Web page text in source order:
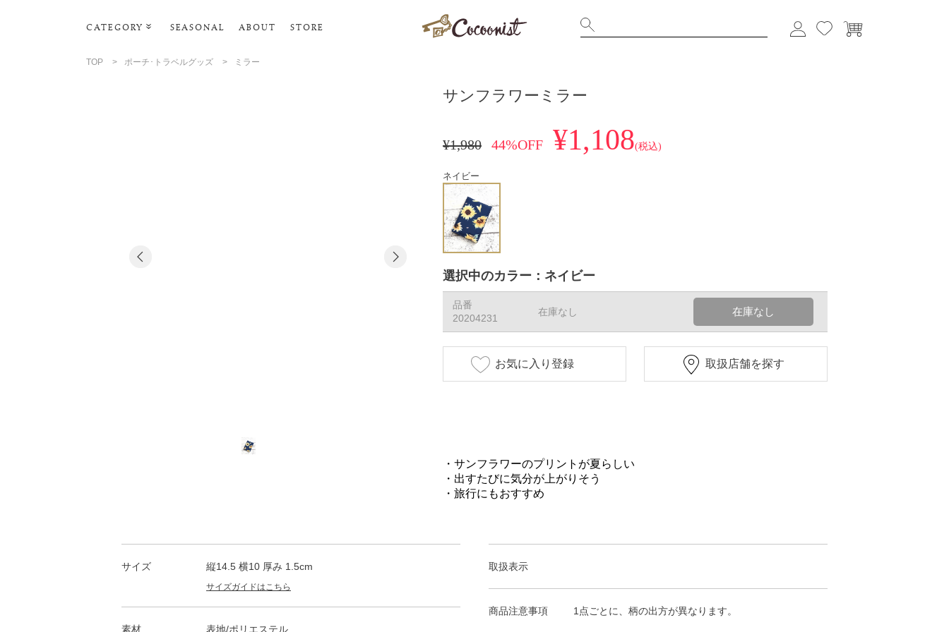
CATEGORY SEASONAL ABOUT STORE
TOP > ポーチ･トラベルグッズ > ミラー
サンフラワーミラー
¥1,980 44%OFF ¥1,108(税込)
ネイビー
選択中のカラー：ネイビー
品番
20204231
在庫なし 在庫なし
お気に入り登録 取扱店舗を探す
・サンフラワーのプリントが夏らしい
・出すたびに気分が上がりそう
・旅行にもおすすめ
サイズ 縦14.5 横10 厚み 1.5cm
サイズガイドはこちら
素材 表地/ポリエステル
取扱表示
商品注意事項 1点ごとに、柄の出方が異なります。